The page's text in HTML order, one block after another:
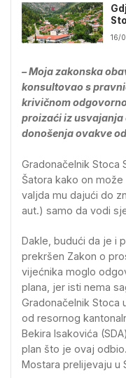
16/
– Moja zakonska
konsultovao s
krivičnom
proizaći iz usvajanja
donošenja ovakve
Gradonačelnik Stoca
Šatora kako on
valjda mu dajući do
aut.) samo da vodi
Dakle, budući da je i
prekršen Zakon o
vijećnika moglo
plana, jer isti nema
Gradonačelnik Stoca
od resornog
Bekira Isakovića
plan što je ovaj
Mostara prelijevaju u